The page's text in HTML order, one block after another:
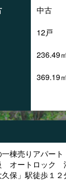
中古
12戸
236.49
369.19
一棟売りアパー
オートロック
保」駅徒歩１２